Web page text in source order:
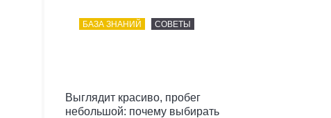
БАЗА ЗНАНИЙ СОВЕТЫ
Выглядит красиво, пробег
небольшой: почему выбирать